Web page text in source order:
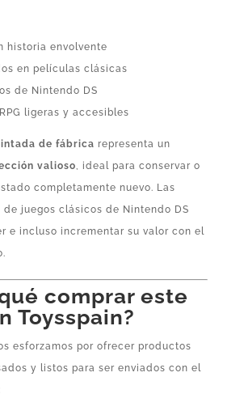
historia envolvente
en películas clásicas
de Nintendo DS
ligeras y accesibles
de fábrica representa un
valioso , ideal para conservar o
completamente nuevo. Las
juegos clásicos de Nintendo DS
e incluso incrementar su valor con el
comprar este
Toysspain?
esforzamos por ofrecer productos
y listos para ser enviados con el